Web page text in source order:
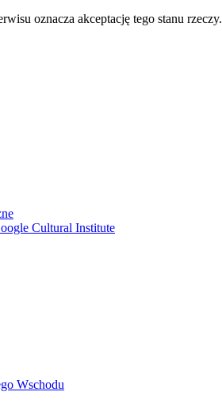
oznacza akceptację tego stanu rzeczy.
Cultural Institute
Wschodu